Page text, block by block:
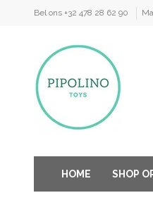
Bel ons +32 478 28 62 90
HOME SHOP